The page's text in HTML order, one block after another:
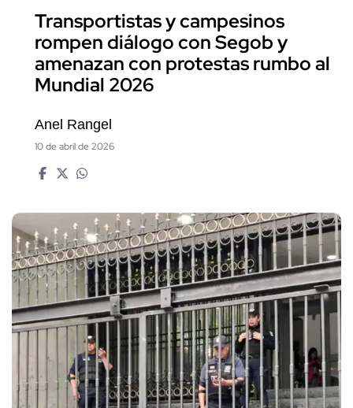
Transportistas y campesinos
rompen diálogo con Segob y
amenazan con protestas rumbo al
Mundial 2026
Anel Rangel
10 de abril de 2026